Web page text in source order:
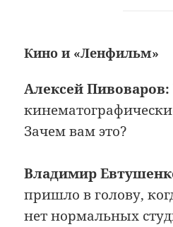
Кино и «Ленфильм»
Алексей Пивоваров:
Зачем вам это?
Владимир
пришло в голову,
нет нормальных